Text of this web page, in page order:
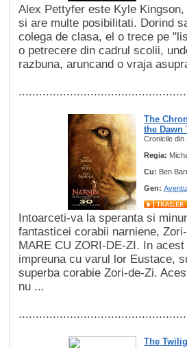
Alex Pettyfer este Kyle
si are multe posibilitati. Dorind
colega de clasa, el o trece pe
o petrecere din cadrul scolii,
razbuna, aruncand o vraja
The
the Dawn
Cronicile din
Regia:
Cu: Ben
Gen:
Intoarceti-va la speranta si
fantasticei corabii narniene,
MARE CU ZORI-DE-ZI. In
impreuna cu varul lor Eustace,
superba corabie Zori-de-Zi.
nu ...
The